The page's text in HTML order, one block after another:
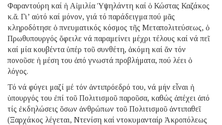
Φαραντούρη καί ἡ Αἰμιλία Ὑψηλάντη καί ὁ Κώστας Καζάκος
κ.ἄ. Γι’ αὐτό καί μόνον, γιά τό παράδειγμα πού μᾶς
κληροδότησε ὁ πνευματικός κόσμος τῆς Μεταπολιτεύσεως, ὁ
Πρωθυπουργός ὄφειλε νά παραμείνει μέχρι τέλους καί νά πεῖ
καί μία κουβέντα ὑπέρ τοῦ συνθέτη, ἀκόμη καί ἄν τόν
πονοῦσε ἡ μέση του ἀπό γνωστά προβλήματα, πού λέει ὁ
λόγος.
Τό νά φύγει μαζί μέ τόν ἀντιπρόεδρό του, νά μήν εἶναι ἡ
ὑπουργός του ἐπί τοῦ Πολιτισμοῦ παροῦσα, καθώς ἀπέχει ἀπό
τίς ἐκδηλώσεις ὅσων ἀνθρώπων τοῦ Πολιτισμοῦ ἀντιπαθεῖ
(Ξαρχάκος λέγεται, Ντενίση καί ντοκυμανταίρ Ἀκροπόλεως